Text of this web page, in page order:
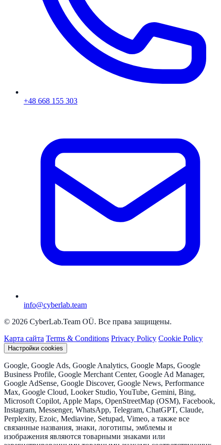
+48 668 155 303
info@cyberlab.team
© 2026 CyberLab.Team OÜ. Все права защищены.
Карта сайта Terms & Conditions Privacy Policy Cookie Policy
Настройки cookies
Google, Google Ads, Google Analytics, Google Maps, Google
Business Profile, Google Merchant Center, Google Ad Manager,
Google AdSense, Google Discover, Google News, Performance
Max, Google Cloud, Looker Studio, YouTube, Gemini, Bing,
Microsoft Copilot, Apple Maps, OpenStreetMap (OSM), Facebook,
Instagram, Messenger, WhatsApp, Telegram, ChatGPT, Claude,
Perplexity, Ezoic, Mediavine, Setupad, Vimeo, а также все
связанные названия, знаки, логотипы, эмблемы и
изображения являются товарными знаками или